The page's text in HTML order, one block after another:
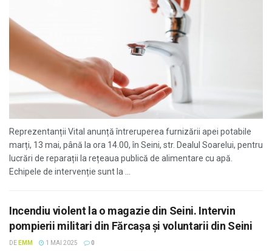
Reprezentanții Vital anunță întreruperea furnizării apei potabile
marți, 13 mai, până la ora 14.00, în Seini, str. Dealul Soarelui, pentru
lucrări de reparații la rețeaua publică de alimentare cu apă.
Echipele de intervenție sunt la ...
Incendiu violent la o magazie din Seini. Intervin
pompierii militari din Fărcașa și voluntarii din Seini
DE EMM 1 MAI 2025 0